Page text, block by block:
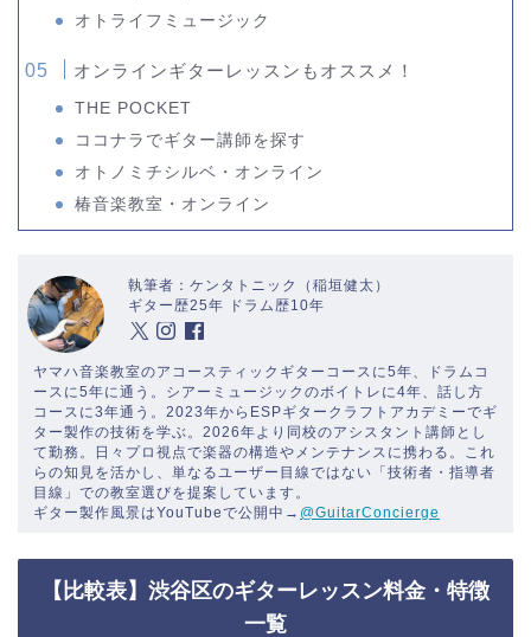
オトライフミュージック
オンラインギターレッスンもオススメ！
THE POCKET
ココナラでギター講師を探す
オトノミチシルベ・オンライン
椿音楽教室・オンライン
執筆者：ケンタトニック（稲垣健太）
ギター歴25年 ドラム歴10年
ヤマハ音楽教室のアコースティックギターコースに5年、ドラムコ
ースに5年に通う。シアーミュージックのボイトレに4年、話し方
コースに3年通う。2023年からESPギタークラフトアカデミーでギ
ター製作の技術を学ぶ。2026年より同校のアシスタント講師とし
て勤務。日々プロ視点で楽器の構造やメンテナンスに携わる。これ
らの知見を活かし、単なるユーザー目線ではない「技術者・指導者
目線」での教室選びを提案しています。
ギター製作風景はYouTubeで公開中→ @GuitarConcierge
【比較表】渋谷区のギターレッスン料金・特徴
一覧